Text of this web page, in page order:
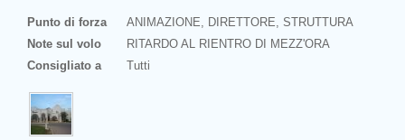
Punto di forza
ANIMAZIONE, DIRETTORE, STRUTTURA
Note sul volo
RITARDO AL RIENTRO DI MEZZ'ORA
Consigliato a
Tutti